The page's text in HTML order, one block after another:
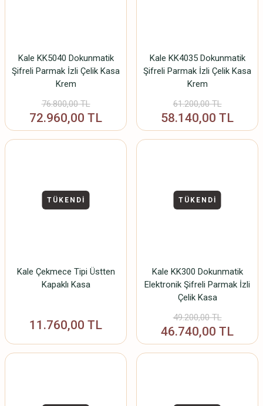
Kale KK5040 Dokunmatik
Şifreli Parmak İzli Çelik Kasa
Krem
76.800,00 TL
72.960,00 TL
Kale KK4035 Dokunmatik
Şifreli Parmak İzli Çelik Kasa
Krem
61.200,00 TL
58.140,00 TL
TÜKENDİ
Kale Çekmece Tipi Üstten
Kapaklı Kasa
11.760,00 TL
TÜKENDİ
Kale KK300 Dokunmatik
Elektronik Şifreli Parmak İzli
Çelik Kasa
49.200,00 TL
46.740,00 TL